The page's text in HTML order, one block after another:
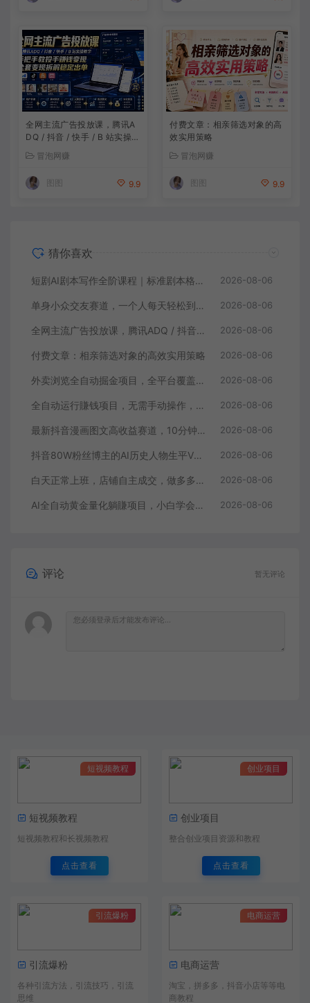
全网主流广告投放课，腾讯A
DQ / 抖音 / 快手 / B 站实操教
全套变现拆解稳定出单
冒泡网赚
图图 9.9
付费文章：相亲筛选对象的高
效实用策略
冒泡网赚
图图 9.9
猜你喜欢
短剧AI剧本写作全阶课程｜标准剧本格式、AI写剧指令、投稿过稿技巧、网文改编、主线剧情把控、审稿避坑全套实操教学 2026-08-06
单身小众交友赛道，一个人每天轻松到手1000+，落地快、见效稳【揭秘】 2026-08-06
全网主流广告投放课，腾讯ADQ / 抖音 / 快手 / B 站实操教学，手把手教投手赚钱变现，全套变现拆解稳定出单 2026-08-06
付费文章：相亲筛选对象的高效实用策略 2026-08-06
外卖浏览全自动掘金项目，全平台覆盖，单窗口一天30+，可批量矩阵做，轻松日入500+【揭秘】 2026-08-06
全自动运行賺钱项目，无需手动操作，稳定运行长期可做，新手副业首选【揭秘】 2026-08-06
最新抖音漫画图文高收益赛道，10分钟制作一个作品，稳拿创作者伙伴计划收益 2026-08-06
抖音80W粉丝博主的AI历史人物生平VLOG教学，不用拍摄不用露脸，AI帮你搞定，轻松解锁伙伴计划+精选收益 2026-08-06
白天正常上班，店铺自主成交，做多多虚拟每月新增1-3W稳定被动收入【揭秘】 2026-08-06
AI全自动黄金量化躺賺项目，小白学会当天学会，24小时自动运行，月入2W！【揭秘】 2026-08-06
评论 暂无评论
短视频教程
短视频教程
短视频教程和长视频教程
点击查看
创业项目
创业项目
整合创业项目资源和教程
点击查看
引流爆粉
引流爆粉
各种引流方法，引流技巧，引流
思维
电商运营
电商运营
淘宝，拼多多，抖音小店等等电
商教程